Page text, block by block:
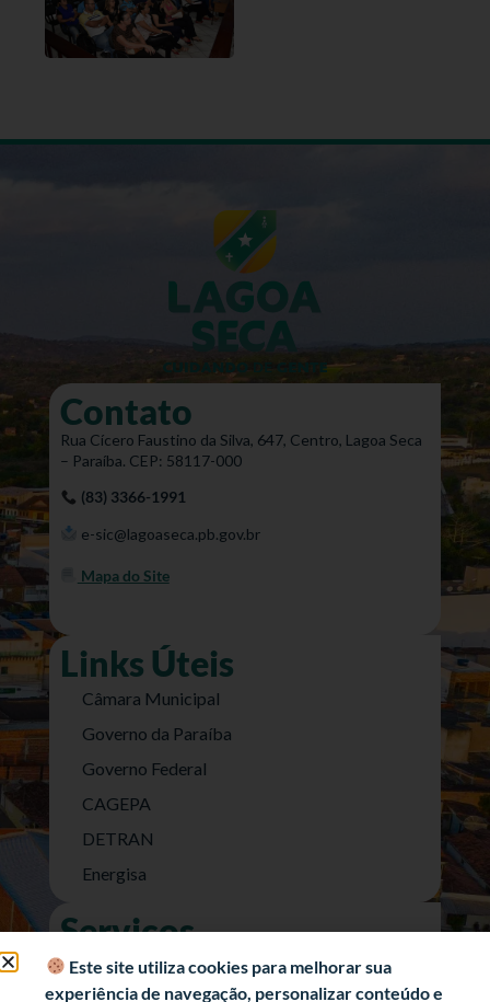
Contato
Rua Cícero Faustino da Silva, 647, Centro, Lagoa Seca
– Paraíba. CEP: 58117-000
(83) 3366-1991
e-sic@lagoaseca.pb.gov.br
Mapa do Site
Links Úteis
Câmara Municipal
Governo da Paraíba
Governo Federal
CAGEPA
DETRAN
Energisa
Serviços
Nota Fiscal Eletrônica
Este site utiliza cookies para melhorar sua
experiência de navegação, personalizar conteúdo e